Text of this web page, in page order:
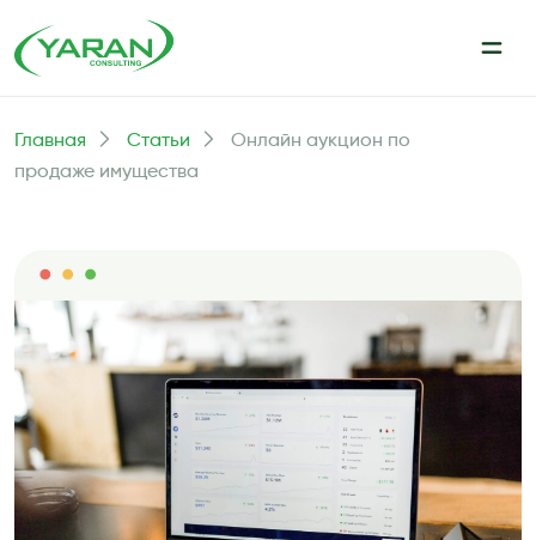
Главная Статьи
Онлайн аукцион по
продаже имущества